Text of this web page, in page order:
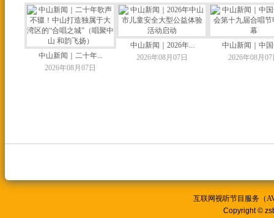
中山新闻｜二十年...
2026年08月07日
中山新闻｜2026年...
2026年08月07日
中山新闻｜中
2026年08月07
互联网视听节目服务（
Copyright ©